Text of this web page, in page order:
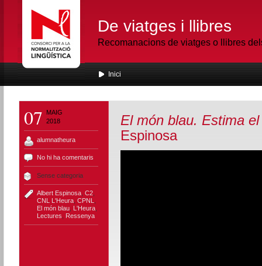
De viatges i llibres
Recomanacions de viatges o llibres
Inici
07
MAIG
2018
alumnatheura
No hi ha comentaris
Sense categoria
Albert Espinosa, C2,
CNL L'Heura, CPNL
El món blau, L'Heura,
Lectures
Ressenya
El món blau. Estima
Espinosa